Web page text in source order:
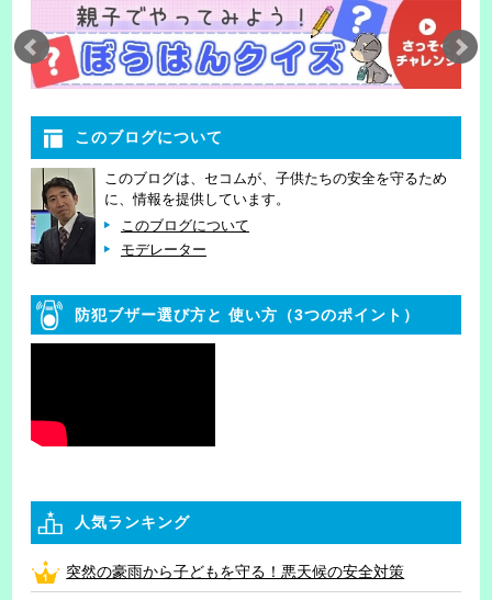
このブログについて
このブログは、セコムが、子供たちの安全を守るため
に、情報を提供しています。
このブログについて
モデレーター
防犯ブザー選び方と 使い方（3つのポイント）
人気ランキング
突然の豪雨から子どもを守る！悪天候の安全対策